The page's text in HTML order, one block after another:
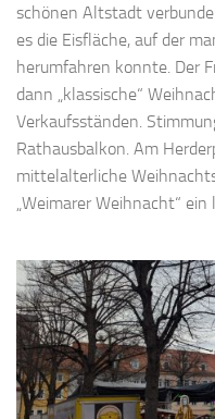
schönen Altstadt
es die Eisfläche, auf der
herumfahren konnte. Der
dann „klassische“
Verkaufsständen.
Rathausbalkon. Am
mittelalterliche
„Weimarer Weihnacht“